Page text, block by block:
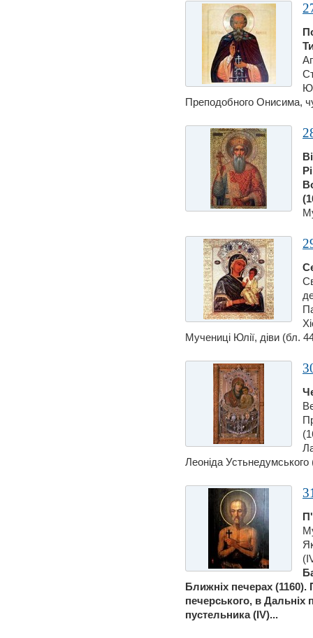
Преподобного Онисима,
Мучениці Юлiї, дiви (бл.
Леонiда Устьнедумського
Ближнiх печерах (1160).
печерського, в Дальнiх
пустельника (IV)...